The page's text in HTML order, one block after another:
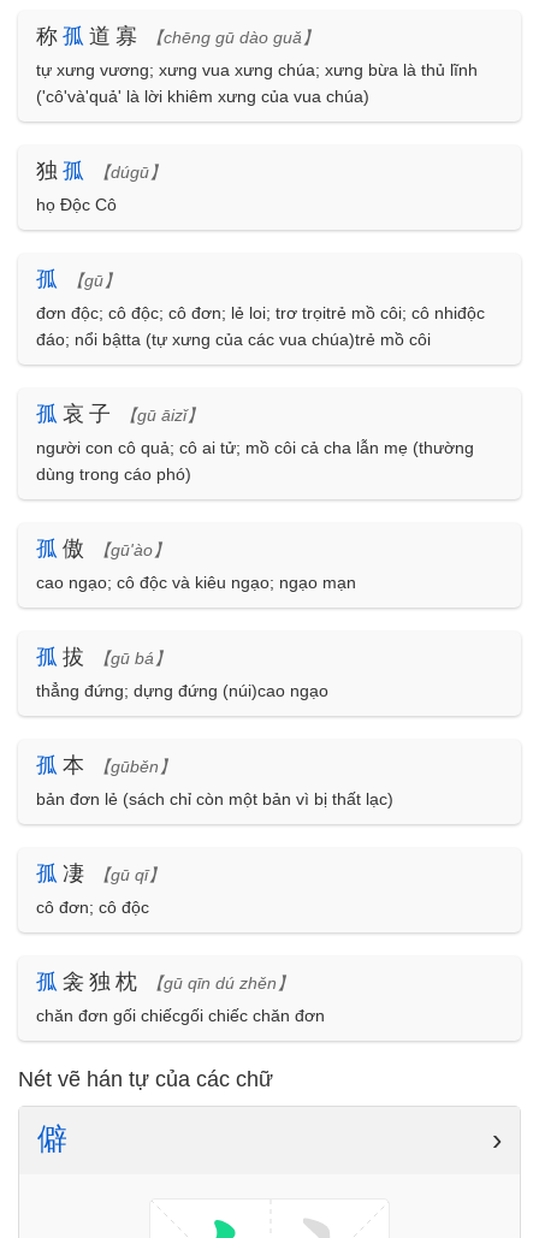
称 孤 道寡
【chēng gū dào guǎ】
tự xưng vương; xưng vua xưng chúa; xưng bừa là thủ lĩnh
('cô'và'quả' là lời khiêm xưng của vua chúa)
独 孤
【dúgū】
họ Độc Cô
孤
【gū】
đơn độc; cô độc; cô đơn; lẻ loi; trơ trọitrẻ mồ côi; cô nhiđộc
đáo; nổi bậtta (tự xưng của các vua chúa)trẻ mồ côi
孤 哀子
【gū āizǐ】
người con cô quả; cô ai tử; mồ côi cả cha lẫn mẹ (thường
dùng trong cáo phó)
孤 傲
【gū'ào】
cao ngạo; cô độc và kiêu ngạo; ngạo mạn
孤 拔
【gū bá】
thẳng đứng; dựng đứng (núi)cao ngạo
孤 本
【gūběn】
bản đơn lẻ (sách chỉ còn một bản vì bị thất lạc)
孤 凄
【gū qī】
cô đơn; cô độc
孤 衾独枕
【gū qīn dú zhěn】
chăn đơn gối chiếcgối chiếc chăn đơn
Nét vẽ hán tự của các chữ
僻 ›